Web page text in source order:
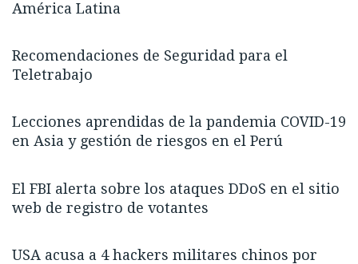
América Latina
Recomendaciones de Seguridad para el
Teletrabajo
Lecciones aprendidas de la pandemia COVID-19
en Asia y gestión de riesgos en el Perú
El FBI alerta sobre los ataques DDoS en el sitio
web de registro de votantes
USA acusa a 4 hackers militares chinos por